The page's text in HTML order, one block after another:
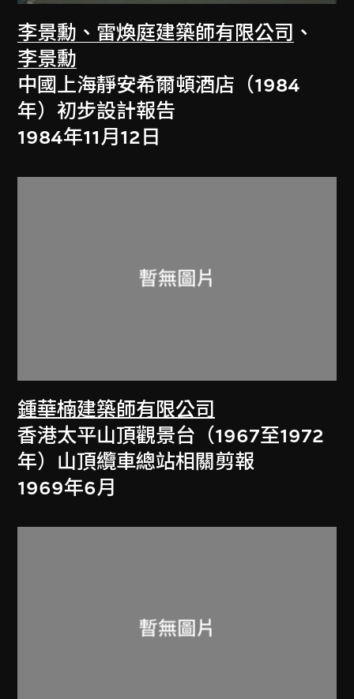
李景勳、雷煥庭建築師有限公司 、
李景勳
中國上海靜安希爾頓酒店（1984
年）初步設計報告
1984年11月12日
鍾華楠建築師有限公司
香港太平山頂觀景台（1967至1972
年）山頂纜車總站相關剪報
1969年6月